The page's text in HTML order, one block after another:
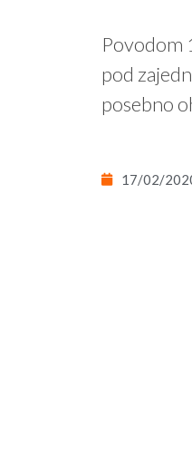
Povodom
pod
posebno
17/02/